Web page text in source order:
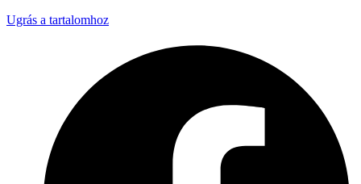
Ugrás a tartalomhoz